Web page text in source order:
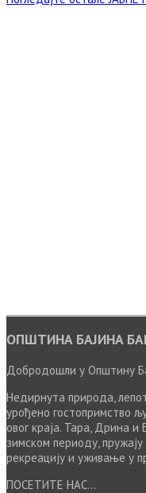
ОПШТИНА БАЈИНА
Добродошли у Општину
Недирнута природа,
урођено гостопримство
овог краја. Тара, Дрина
зимском периоду,
рекреацију и уживање у
ПОСЕТИТЕ НАС...